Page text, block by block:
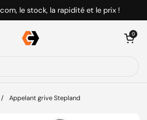
le stock, la rapidité et le prix !
Ouvrir le
0
/ Appelant grive Stepland